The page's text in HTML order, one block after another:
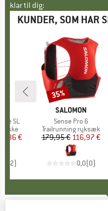
klar til dig:
KUNDER, SOM HAR
SL
pris
€
2)
MÆRKE
SALOMON
Artikel
Sense Pro 6
Produktgruppe
Trailrunning ryksæk
Pris
179,95 € Nedsat pris
116,97 €
0,0(0)
Rabat
35%